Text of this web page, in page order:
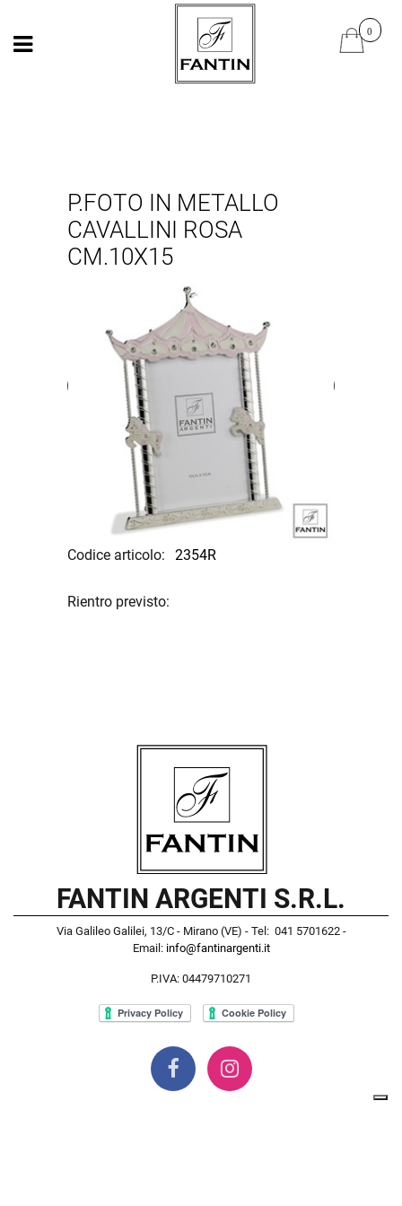
Open Open
P.FOTO IN METALLO
CAVALLINI ROSA
CM.10X15
Codice articolo: 2354R
Rientro previsto:
FANTIN ARGENTI S.R.L.
Via Galileo Galilei, 13/C - Mirano (VE) - Tel: 041 5701622 -
Email: info@fantinargenti.it
P.IVA: 04479710271